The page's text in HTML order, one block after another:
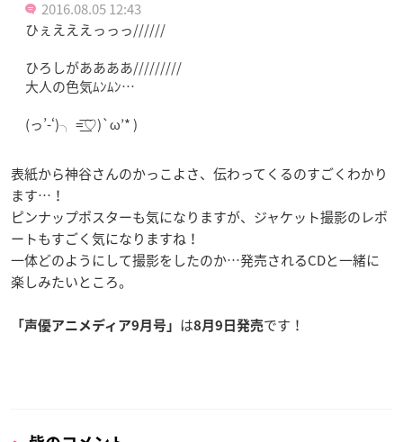
2016.08.05 12:43
ひぇえええっっっ//////
ひろしがああああ/////////
大人の色気ﾑﾝﾑﾝ…
(っ’-‘)╮ =͟͟͞͞♡)`ω’* )
表紙から神谷さんのかっこよさ、伝わってくるのすごくわかり
ます…！
ピンナップポスターも気になりますが、ジャケット撮影のレポ
ートもすごく気になりますね！
一体どのようにして撮影をしたのか…発売されるCDと一緒に
楽しみたいところ。
「声優アニメディア9月号」 は8月9日発売です！